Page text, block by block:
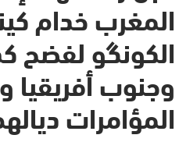
المغرب خدام
الكونگو لفضح
وجنوب
المؤامرات